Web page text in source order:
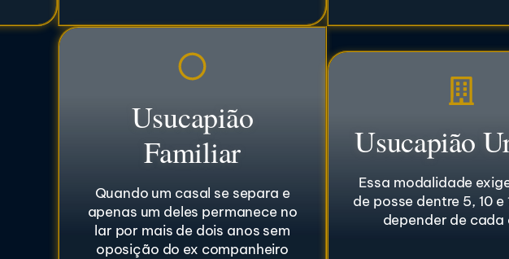
Usucapião
Familiar
Quando um casal se separa e
apenas um deles permanece no
lar por mais de dois anos sem
oposição do ex companheiro
Usucapião
Essa modalidade
de posse dentre 5, 10 e
depender de cada